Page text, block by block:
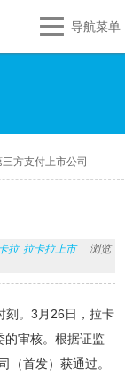
导航菜单
方支付上市公司
拉 拉卡拉上市
浏览
刻。3月26日，拉卡
的审核。根据证监
（首发）获通过。